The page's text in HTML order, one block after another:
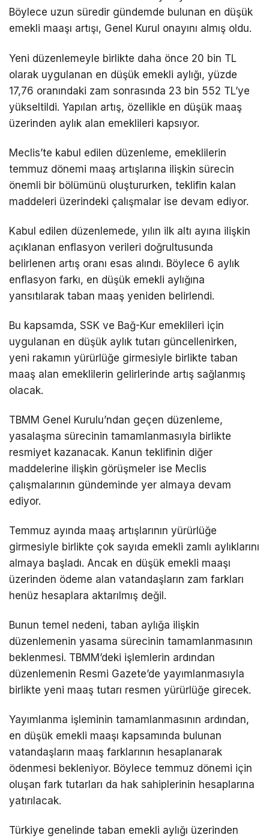
Böylece uzun süredir gündemde bulunan en düşük
emekli maaşı artışı, Genel Kurul onayını almış oldu.
Yeni düzenlemeyle birlikte daha önce 20 bin TL
olarak uygulanan en düşük emekli aylığı, yüzde
17,76 oranındaki zam sonrasında 23 bin 552 TL’ye
yükseltildi. Yapılan artış, özellikle en düşük maaş
üzerinden aylık alan emeklileri kapsıyor.
Meclis’te kabul edilen düzenleme, emeklilerin
temmuz dönemi maaş artışlarına ilişkin sürecin
önemli bir bölümünü oluştururken, teklifin kalan
maddeleri üzerindeki çalışmalar ise devam ediyor.
Kabul edilen düzenlemede, yılın ilk altı ayına ilişkin
açıklanan enflasyon verileri doğrultusunda
belirlenen artış oranı esas alındı. Böylece 6 aylık
enflasyon farkı, en düşük emekli aylığına
yansıtılarak taban maaş yeniden belirlendi.
Bu kapsamda, SSK ve Bağ-Kur emeklileri için
uygulanan en düşük aylık tutarı güncellenirken,
yeni rakamın yürürlüğe girmesiyle birlikte taban
maaş alan emeklilerin gelirlerinde artış sağlanmış
olacak.
TBMM Genel Kurulu’ndan geçen düzenleme,
yasalaşma sürecinin tamamlanmasıyla birlikte
resmiyet kazanacak. Kanun teklifinin diğer
maddelerine ilişkin görüşmeler ise Meclis
çalışmalarının gündeminde yer almaya devam
ediyor.
Temmuz ayında maaş artışlarının yürürlüğe
girmesiyle birlikte çok sayıda emekli zamlı aylıklarını
almaya başladı. Ancak en düşük emekli maaşı
üzerinden ödeme alan vatandaşların zam farkları
henüz hesaplara aktarılmış değil.
Bunun temel nedeni, taban aylığa ilişkin
düzenlemenin yasama sürecinin tamamlanmasının
beklenmesi. TBMM’deki işlemlerin ardından
düzenlemenin Resmi Gazete’de yayımlanmasıyla
birlikte yeni maaş tutarı resmen yürürlüğe girecek.
Yayımlanma işleminin tamamlanmasının ardından,
en düşük emekli maaşı kapsamında bulunan
vatandaşların maaş farklarının hesaplanarak
ödenmesi bekleniyor. Böylece temmuz dönemi için
oluşan fark tutarları da hak sahiplerinin hesaplarına
yatırılacak.
Türkiye genelinde taban emekli aylığı üzerinden